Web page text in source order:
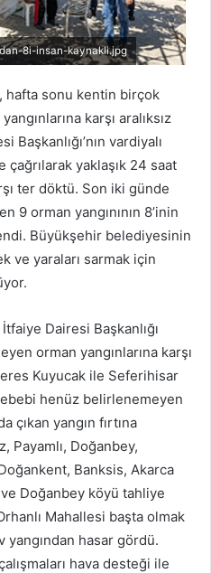
8i-insan-kaynakli.jpg
hafta sonu kentin birçok
karşı aralıksız
vardiyalı
yaklaşık 24 saat
ter döktü. Son iki günde
orman yangınının 8’inin
Büyükşehir belediyesinin
ve yaraları sarmak için
Dairesi Başkanlığı
orman yangınlarına karşı
Kuyucak ile Seferihisar
henüz belirlenemeyen
çıkan yangın fırtına
Payamlı, Doğanbey,
Banksis, Akarca
Doğanbey köyü tahliye
Mahallesi başta olmak
yangından hasar gördü.
hava desteği ile